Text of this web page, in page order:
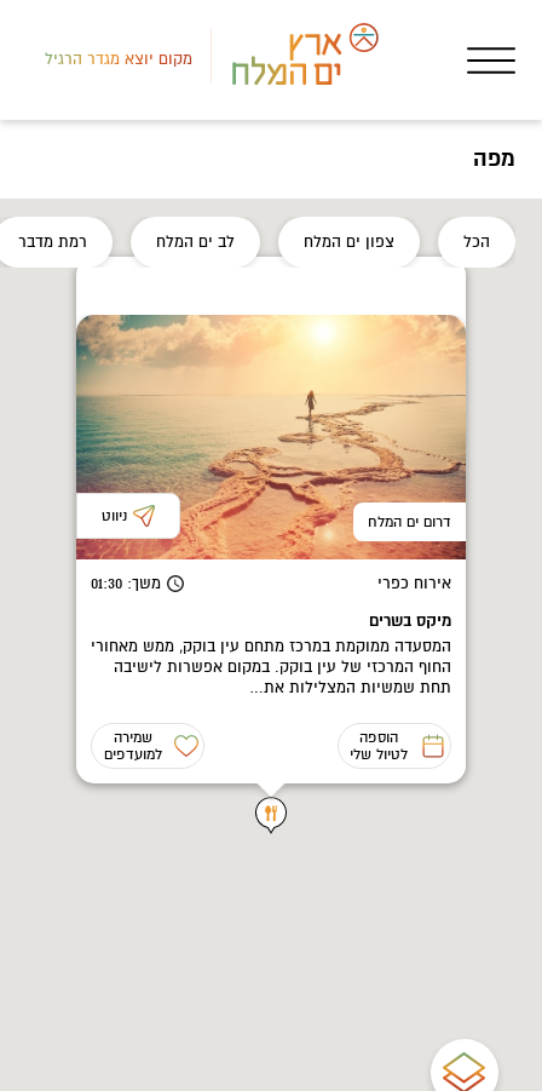
מקום יוצא מגדר הרגיל
מפה
הכל צפון ים המלח לב ים המלח רמת מדבר
דרום ים המלח ניווט
אירוח כפרי משך: 01:30
מיקס בשרים
המסעדה ממוקמת במרכז מתחם עין בוקק, ממש מאחורי
החוף המרכזי של עין בוקק. במקום אפשרות לישיבה
תחת שמשיות המצלילות את…
הוספה
לטיול שלי
שמירה
למועדפים